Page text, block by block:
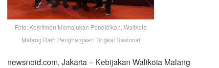
Foto: Komitmen Memajukan Pendidikan, Walikota
Malang Raih Penghargaan Tingkat Nasional
newsnoid.com, Jakarta – Kebijakan Walikota Malang